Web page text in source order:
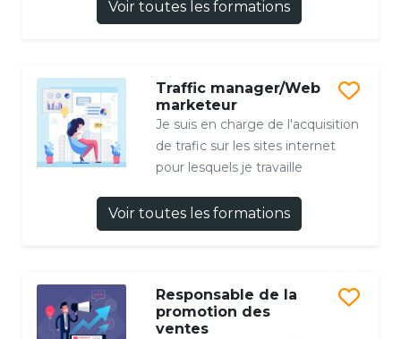
Voir toutes les formations
Traffic manager/Web
marketeur
Je suis en charge de l'acquisition
de trafic sur les sites internet
pour lesquels je travaille
Voir toutes les formations
Responsable de la
promotion des
ventes